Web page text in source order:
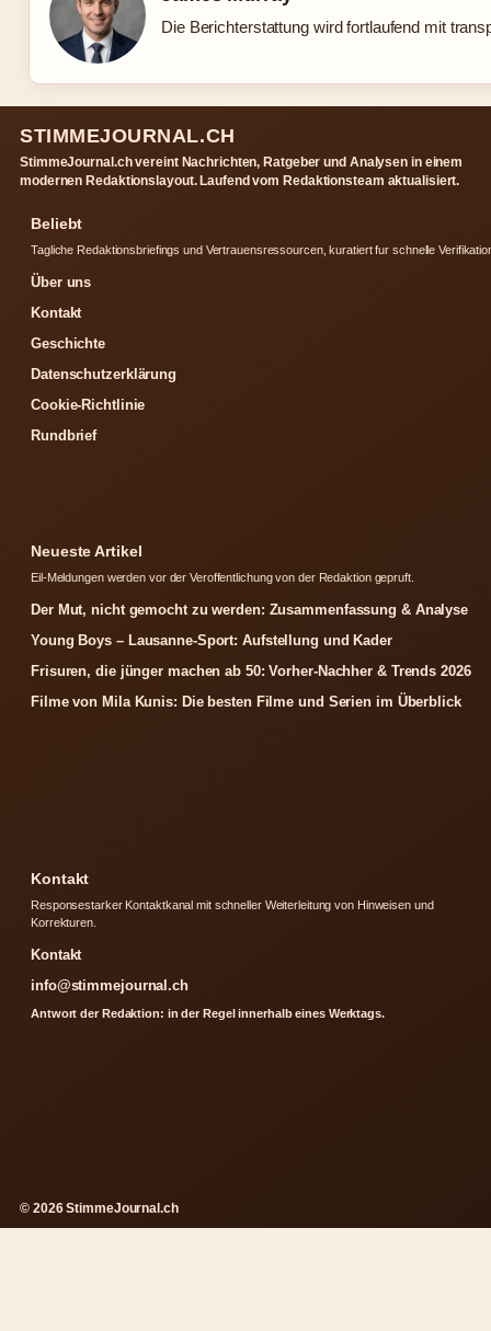
Die Berichterstattung wird fortlaufend mit
STIMMEJOURNAL.CH
StimmeJournal.ch vereint Nachrichten, Ratgeber und Analysen in einem
modernen Redaktionslayout. Laufend vom Redaktionsteam aktualisiert.
Beliebt
Tagliche Redaktionsbriefings und Vertrauensressourcen, kuratiert fur schnelle
Über uns
Kontakt
Geschichte
Datenschutzerklärung
Cookie-Richtlinie
Rundbrief
Neueste Artikel
Eil-Meldungen werden vor der Veroffentlichung von der Redaktion gepruft.
Der Mut, nicht gemocht zu werden: Zusammenfassung & Analyse
Young Boys – Lausanne-Sport: Aufstellung und Kader
Frisuren, die jünger machen ab 50: Vorher-Nachher & Trends 2026
Filme von Mila Kunis: Die besten Filme und Serien im Überblick
Kontakt
Responsestarker Kontaktkanal mit schneller Weiterleitung von Hinweisen und
Korrekturen.
Kontakt
info@stimmejournal.ch
Antwort der Redaktion: in der Regel innerhalb eines Werktags.
© 2026 StimmeJournal.ch